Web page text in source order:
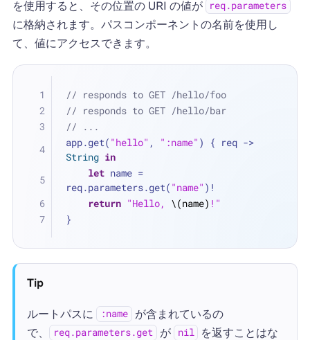
を使用すると、その位置の URI の値が req.parameters
に格納されます。パスコンポーネントの名前を使用し
て、値にアクセスできます。
// responds to GET /hello/foo
// responds to GET /hello/bar
// ...
app.get( "hello" , ":name"
String in
let name =
req.parameters.get( "name" ) !
return "Hello, \(name) !"
}
Tip
ルートパスに :name
が含まれているの
で、
req.parameters.get が nil
を返すことはな